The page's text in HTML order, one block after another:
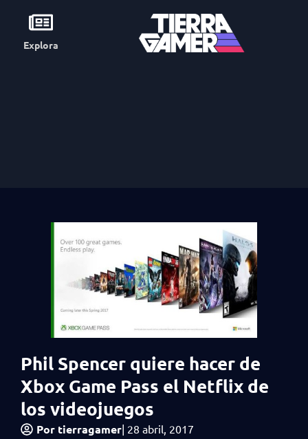
Explora
Phil Spencer quiere hacer de
Xbox Game Pass el Netflix de
los videojuegos
Por tierragamer| 28 abril, 2017